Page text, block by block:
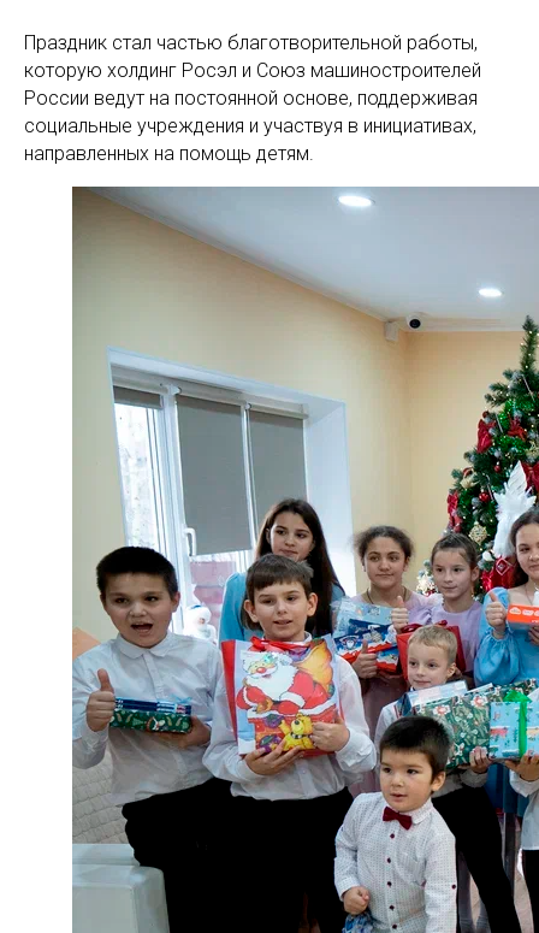
Праздник стал частью благотворительной работы,
которую холдинг Росэл и Союз машиностроителей
России ведут на постоянной основе, поддерживая
социальные учреждения и участвуя в инициативах,
направленных на помощь детям.